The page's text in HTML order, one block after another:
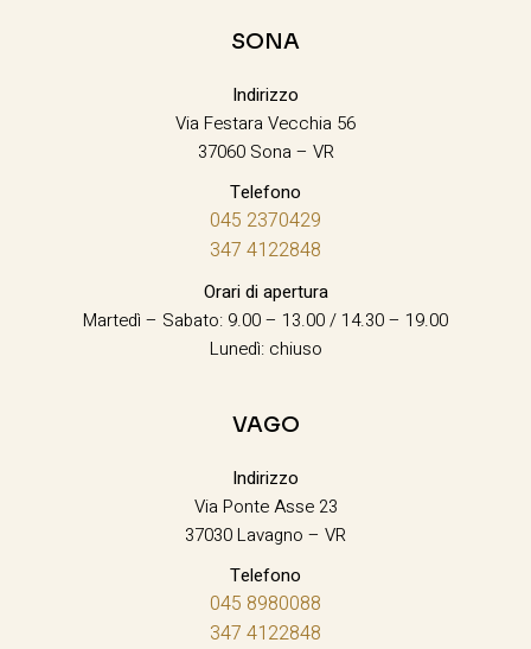
SONA
Indirizzo
Via Festara Vecchia 56
37060 Sona – VR
Telefono
045 2370429
347 4122848
Orari di apertura
Martedì – Sabato: 9.00 – 13.00 / 14.30 – 19.00
Lunedì: chiuso
VAGO
Indirizzo
Via Ponte Asse 23
37030 Lavagno – VR
Telefono
045 8980088
347 4122848